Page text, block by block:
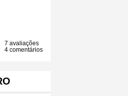
7 avaliações
4 comentários